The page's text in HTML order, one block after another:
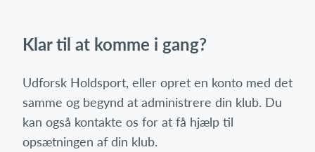
Klar til at komme i gang?
Udforsk Holdsport, eller opret en konto med det
samme og begynd at administrere din klub. Du
kan også kontakte os for at få hjælp til
opsætningen af din klub.